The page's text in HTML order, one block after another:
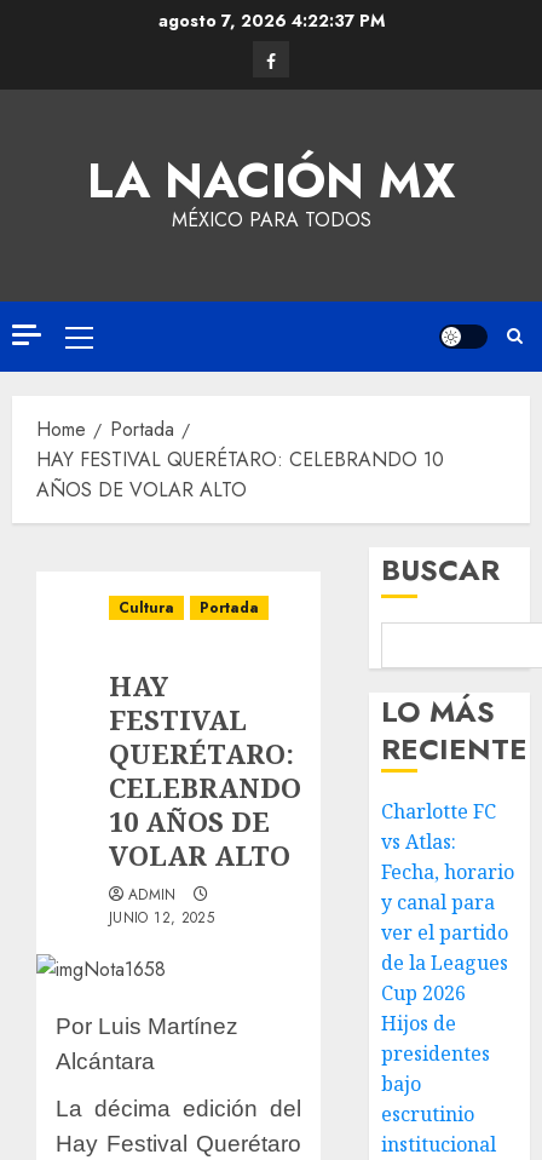
agosto 7, 2026 4:22:38 PM
LA NACIÓN MX
MÉXICO PARA TODOS
Home
Portada
HAY FESTIVAL QUERÉTARO: CELEBRANDO 10
AÑOS DE VOLAR ALTO
Cultura Portada
HAY
FESTIVAL
QUERÉTARO:
CELEBRANDO
10 AÑOS DE
VOLAR ALTO
ADMIN
JUNIO 12, 2025
Por Luis Martínez
Alcántara
La décima edición del
Hay Festival Querétaro
BUSCAR
LO MÁS
RECIENTE
Charlotte FC
vs Atlas:
Fecha, horario
y canal para
ver el partido
de la Leagues
Cup 2026
Hijos de
presidentes
bajo
escrutinio
institucional